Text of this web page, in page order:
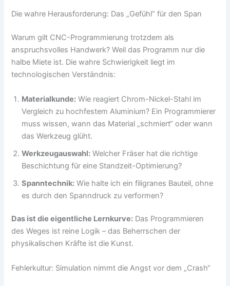
Die wahre Herausforderung: Das „Gefühl“ für den Span
Warum gilt CNC-Programmierung trotzdem als
anspruchsvolles Handwerk? Weil das Programm nur die
halbe Miete ist. Die wahre Schwierigkeit liegt im
technologischen Verständnis:
Materialkunde: Wie reagiert Chrom-Nickel-Stahl im
Vergleich zu hochfestem Aluminium? Ein Programmierer
muss wissen, wann das Material „schmiert“ oder wann
das Werkzeug glüht.
Werkzeugauswahl: Welcher Fräser hat die richtige
Beschichtung für eine Standzeit-Optimierung?
Spanntechnik: Wie halte ich ein filigranes Bauteil, ohne
es durch den Spanndruck zu verformen?
Das ist die eigentliche Lernkurve: Das Programmieren
des Weges ist reine Logik – das Beherrschen der
physikalischen Kräfte ist die Kunst.
Fehlerkultur: Simulation nimmt die Angst vor dem „Crash“